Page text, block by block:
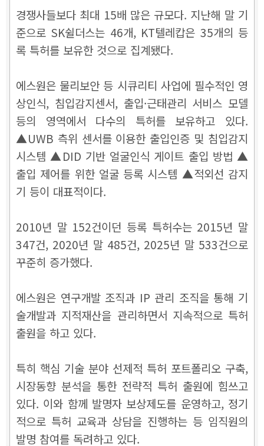
경쟁사들보다 최대 15배 많은 규모다. 지난해 말 기
준으로 SK쉴더스는 46개, KT텔레캅은 35개의 등
록 특허를 보유한 것으로 집계됐다.
에스원은 물리보안 등 시큐리티 사업에 필수적인 영
상인식, 침입감지센서, 출입·근태관리 서비스 모델
등의 영역에서 다수의 특허를 보유하고 있다.
▲UWB 측위 센서를 이용한 출입인증 및 침입감지
시스템 ▲DID 기반 얼굴인식 게이트 출입 방법 ▲
출입 제어를 위한 얼굴 등록 시스템 ▲적외선 감지
기 등이 대표적이다.
2010년 말 152건이던 등록 특허수는 2015년 말
347건, 2020년 말 485건, 2025년 말 533건으로
꾸준히 증가했다.
에스원은 연구개발 조직과 IP 관리 조직을 통해 기
술개발과 지적재산을 관리하면서 지속적으로 특허
출원을 하고 있다.
특히 핵심 기술 분야 선제적 특허 포트폴리오 구축,
시장동향 분석을 통한 전략적 특허 출원에 힘쓰고
있다. 이와 함께 발명자 보상제도를 운영하고, 정기
적으로 특허 교육과 상담을 진행하는 등 임직원의
발명 참여를 독려하고 있다.